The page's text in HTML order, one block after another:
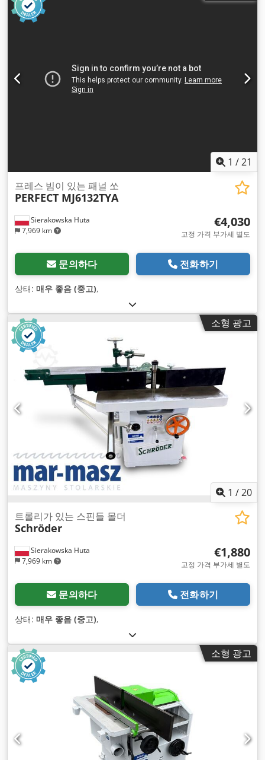
1 /21
Sierakowska Huta
7,969 km
프레스 빔이 있는 패널 쏘
PERFECT MJ6132TYA
€4,030
고정 가격 부가세 별도
문의하다 전화하기
상태: 매우 좋음 (중고),
소형 광고
1 /20
Sierakowska Huta
7,969 km
트롤리가 있는 스핀들 몰더
Schröder
€1,880
고정 가격 부가세 별도
문의하다 전화하기
상태: 매우 좋음 (중고),
소형 광고